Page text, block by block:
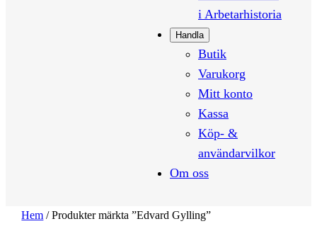
i Arbetarhistoria
Handla
Butik
Varukorg
Mitt konto
Kassa
Köp- &
användarvilkor
Om oss
Hem / Produkter märkta ”Edvard Gylling”